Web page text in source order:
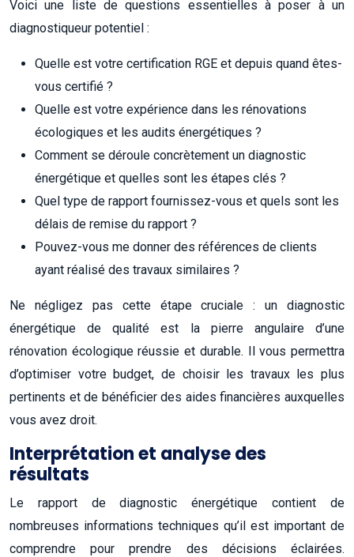
Voici une liste de questions essentielles à poser à un
diagnostiqueur potentiel :
Quelle est votre certification RGE et depuis quand êtes-
vous certifié ?
Quelle est votre expérience dans les rénovations
écologiques et les audits énergétiques ?
Comment se déroule concrètement un diagnostic
énergétique et quelles sont les étapes clés ?
Quel type de rapport fournissez-vous et quels sont les
délais de remise du rapport ?
Pouvez-vous me donner des références de clients
ayant réalisé des travaux similaires ?
Ne négligez pas cette étape cruciale : un diagnostic
énergétique de qualité est la pierre angulaire d’une
rénovation écologique réussie et durable. Il vous permettra
d’optimiser votre budget, de choisir les travaux les plus
pertinents et de bénéficier des aides financières auxquelles
vous avez droit.
Interprétation et analyse des
résultats
Le rapport de diagnostic énergétique contient de
nombreuses informations techniques qu’il est important de
comprendre pour prendre des décisions éclairées.